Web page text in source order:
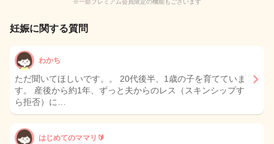
※一部プレミアム会員限定の機能もございます
妊娠に関する質問
わかち
ただ聞いてほしいです。。 20代後半、1歳の子を育てていま
す。 産後から約1年、ずっと夫からのレス（スキンシップす
ら拒否）に…
はじめてのママリ🔰